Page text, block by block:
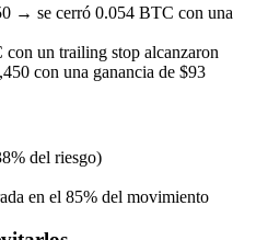
→ se cerró 0.054 BTC con una
un trailing stop alcanzaron
con una ganancia de $93
del riesgo)
en el 85% del movimiento